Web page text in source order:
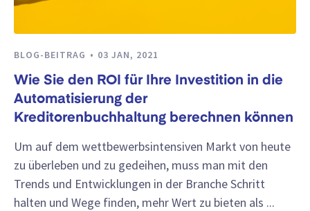
BLOG-BEITRAG 03 JAN, 2021
Wie Sie den ROI für Ihre Investition in die
Automatisierung der
Kreditorenbuchhaltung berechnen können
Um auf dem wettbewerbsintensiven Markt von heute
zu überleben und zu gedeihen, muss man mit den
Trends und Entwicklungen in der Branche Schritt
halten und Wege finden, mehr Wert zu bieten als ...